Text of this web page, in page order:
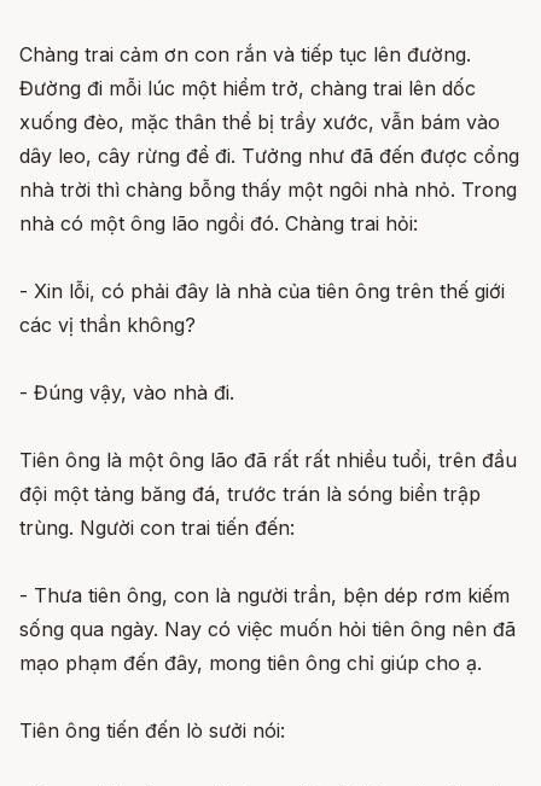
Chàng trai cảm ơn con rắn và tiếp tục lên đường.
Đường đi mỗi lúc một hiểm trở, chàng trai lên dốc
xuống đèo, mặc thân thể bị trầy xước, vẫn bám vào
dây leo, cây rừng để đi. Tưởng như đã đến được cổng
nhà trời thì chàng bỗng thấy một ngôi nhà nhỏ. Trong
nhà có một ông lão ngồi đó. Chàng trai hỏi:
- Xin lỗi, có phải đây là nhà của tiên ông trên thế giới
các vị thần không?
- Đúng vậy, vào nhà đi.
Tiên ông là một ông lão đã rất rất nhiều tuổi, trên đầu
đội một tảng băng đá, trước trán là sóng biển trập
trùng. Người con trai tiến đến:
- Thưa tiên ông, con là người trần, bện dép rơm kiếm
sống qua ngày. Nay có việc muốn hỏi tiên ông nên đã
mạo phạm đến đây, mong tiên ông chỉ giúp cho ạ.
Tiên ông tiến đến lò sưởi nói: